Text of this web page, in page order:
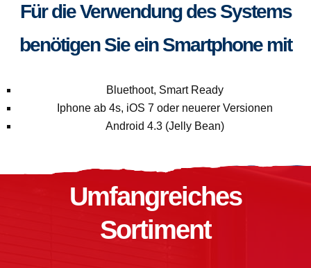
Für die Verwendung des Systems
benötigen Sie ein Smartphone mit
Bluethoot, Smart Ready
Iphone ab 4s, iOS 7 oder neuerer Versionen
Android 4.3 (Jelly Bean)
Umfangreiches
Sortiment